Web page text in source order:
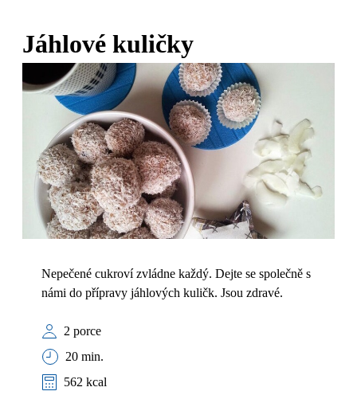
Jáhlové kuličky
Nepečené cukroví zvládne každý. Dejte se společně s
námi do přípravy jáhlových kuličk. Jsou zdravé.
2 porce
20 min.
562 kcal